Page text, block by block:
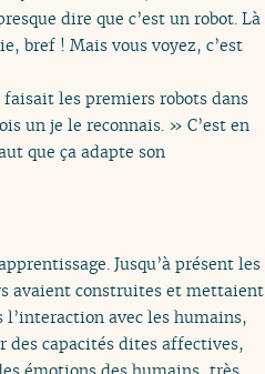
dire que c’est un robot. Là
bref ! Mais vous voyez, c’est
faisait les premiers robots dans
un je le reconnais. » C’est en
que ça adapte son
Jusqu’à présent les
avaient construites et mettaient
l’interaction avec les humains,
des capacités dites affectives,